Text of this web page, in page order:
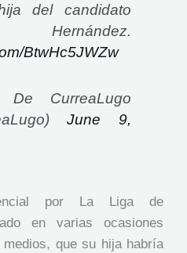
del candidato
Hernández.
BtwHc5JWZw
CurreaLugo
June 9,
por La Liga de
en varias ocasiones
que su hija habría